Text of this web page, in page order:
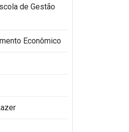
de Gestão
Econômico